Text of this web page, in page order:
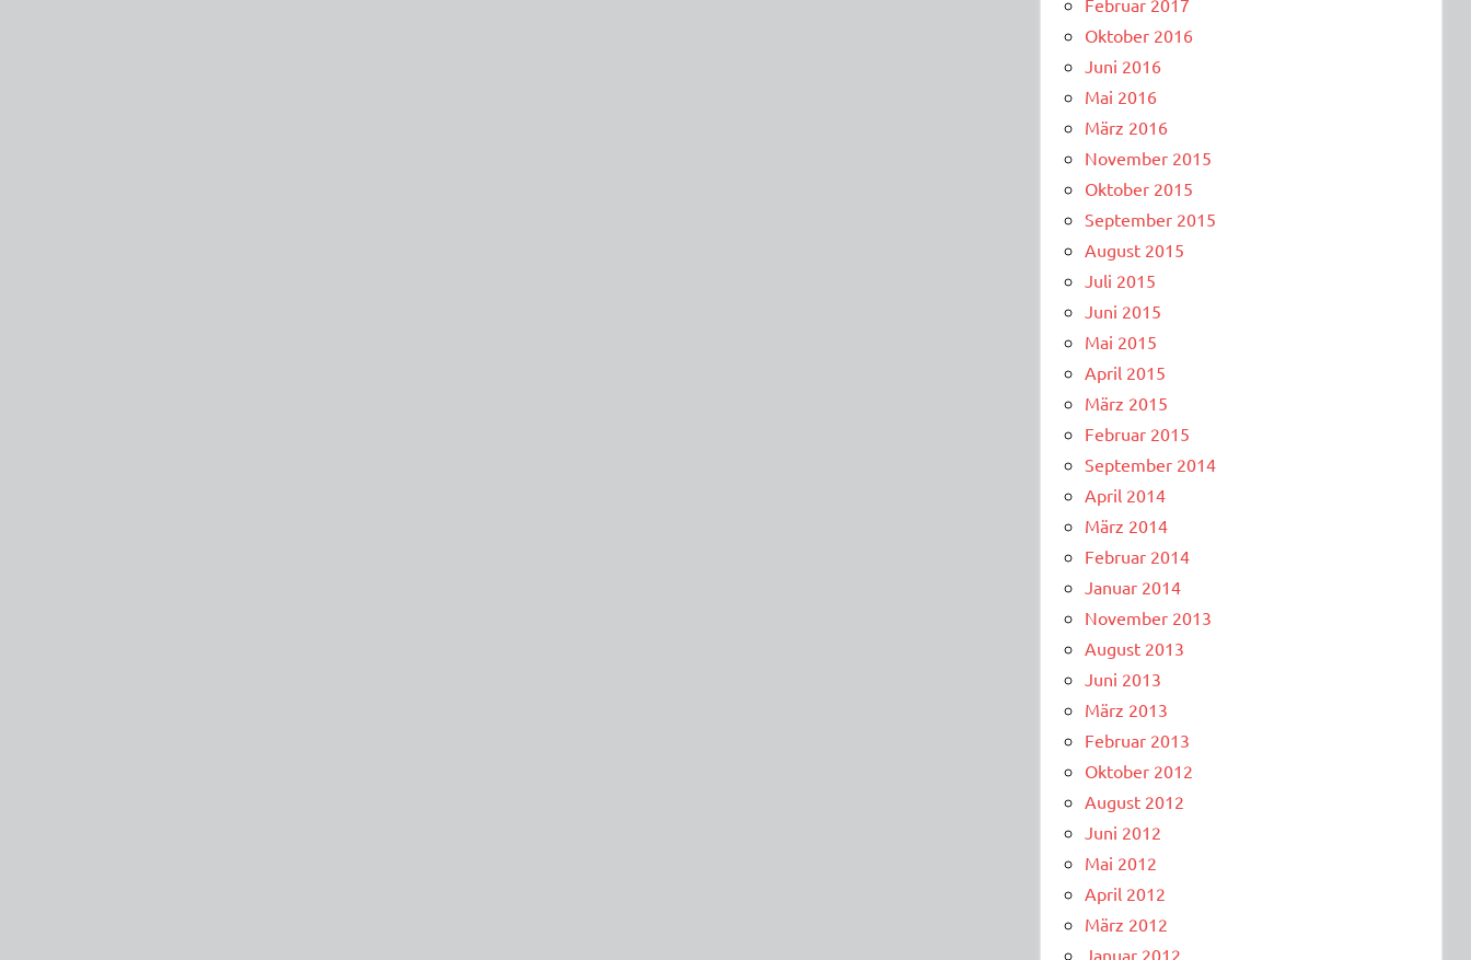
Februar 2017
Oktober 2016
Juni 2016
Mai 2016
März 2016
November 2015
Oktober 2015
September 2015
August 2015
Juli 2015
Juni 2015
Mai 2015
April 2015
März 2015
Februar 2015
September 2014
April 2014
März 2014
Februar 2014
Januar 2014
November 2013
August 2013
Juni 2013
März 2013
Februar 2013
Oktober 2012
August 2012
Juni 2012
Mai 2012
April 2012
März 2012
Januar 2012